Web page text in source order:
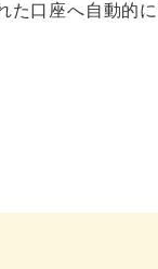
口座へ自動的